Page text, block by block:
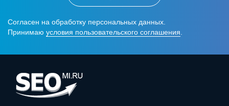
Согласен на обработку персональных данных.
Принимаю условия пользовательского соглашения